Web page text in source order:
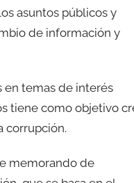
asuntos públicos y
de información y
en temas de interés
tiene como objetivo
corrupción.
memorando de